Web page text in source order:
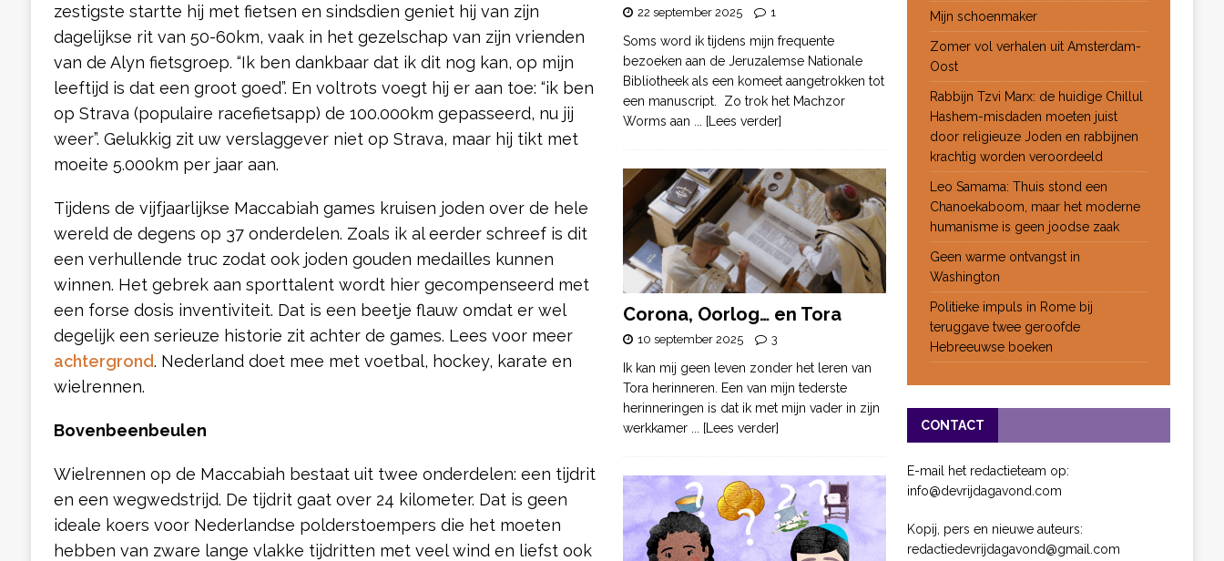
zestigste startte hij met fietsen en sindsdien geniet hij van zijn
dagelijkse rit van 50-60km, vaak in het gezelschap van zijn vrienden
van de Alyn fietsgroep. “Ik ben dankbaar dat ik dit nog kan, op mijn
leeftijd is dat een groot goed”. En voltrots voegt hij er aan toe: “ik ben
op Strava (populaire racefietsapp) de 100.000km gepasseerd, nu jij
weer”. Gelukkig zit uw verslaggever niet op Strava, maar hij tikt met
moeite 5.000km per jaar aan.
Tijdens de vijfjaarlijkse Maccabiah games kruisen joden over de hele
wereld de degens op 37 onderdelen. Zoals ik al eerder schreef is dit
een verhullende truc zodat ook joden gouden medailles kunnen
winnen. Het gebrek aan sporttalent wordt hier gecompenseerd met
een forse dosis inventiviteit. Dat is een beetje flauw omdat er wel
degelijk een serieuze historie zit achter de games. Lees voor meer
achtergrond. Nederland doet mee met voetbal, hockey, karate en
wielrennen.
Bovenbeenbeulen
Wielrennen op de Maccabiah bestaat uit twee onderdelen: een tijdrit
en een wegwedstrijd. De tijdrit gaat over 24 kilometer. Dat is geen
ideale koers voor Nederlandse polderstoempers die het moeten
hebben van zware lange vlakke tijdritten met veel wind en liefst ook
22 september 2025 1
Soms word ik tijdens mijn frequente
bezoeken aan de Jeruzalemse Nationale
Bibliotheek als een komeet aangetrokken tot
een manuscript. Zo trok het Machzor
Worms aan ... [Lees verder]
Corona, Oorlog… en Tora
10 september 2025 3
Ik kan mij geen leven zonder het leren van
Tora herinneren. Een van mijn tederste
herinneringen is dat ik met mijn vader in zijn
werkkamer ... [Lees verder]
Mijn schoenmaker
Zomer vol verhalen uit Amsterdam-
Oost
Rabbijn Tzvi Marx: de huidige Chillul
Hashem-misdaden moeten juist
door religieuze Joden en rabbijnen
krachtig worden veroordeeld
Leo Samama: Thuis stond een
Chanoekaboom, maar het moderne
humanisme is geen joodse zaak
Geen warme ontvangst in
Washington
Politieke impuls in Rome bij
teruggave twee geroofde
Hebreeuwse boeken
CONTACT
E-mail het redactieteam op:
info@devrijdagavond.com
Kopij, pers en nieuwe auteurs:
redactiedevrijdagavond@gmail.com